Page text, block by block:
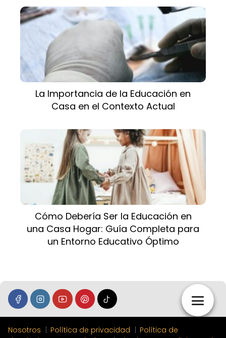
La Importancia de la Educación en
Casa en el Contexto Actual
Cómo Debería Ser la Educación en
una Casa Hogar: Guía Completa para
un Entorno Educativo Óptimo
Nosotros Política de privacidad
Política de